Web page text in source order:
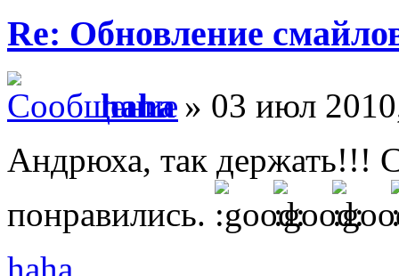
Re: Обновление
haha» 03 июл
Андрюха, так держать!!!
понравились.
haha